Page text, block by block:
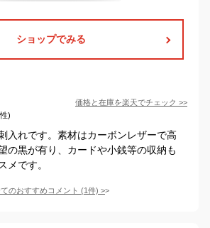
ショップでみる
価格と在庫を楽天でチェック >>
)
入れです。素材はカーボンレザーで高
の黒が有り、カードや小銭等の収納も
メです。
のおすすめコメント (1件) >